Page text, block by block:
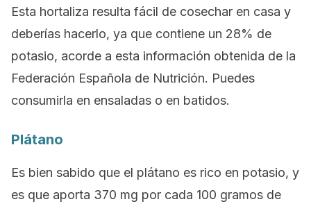
Esta hortaliza resulta fácil de cosechar en casa y
deberías hacerlo, ya que contiene un 28% de
potasio, acorde a esta información obtenida de la
Federación Española de Nutrición. Puedes
consumirla en ensaladas o en batidos.
Plátano
Es bien sabido que el plátano es rico en potasio, y
es que aporta 370 mg por cada 100 gramos de